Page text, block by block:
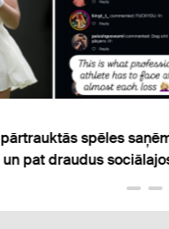
Krievija atsakās
čempionātā Polijā